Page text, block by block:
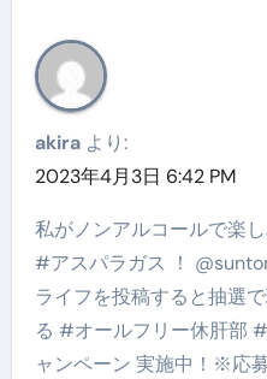
akira より:
2023年4月3日 6:42 PM
私がノンアルコールで楽
#アスパラガス ！
ライフを投稿すると抽選
る #オールフリー休肝部
ャンペーン 実施中！※応